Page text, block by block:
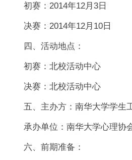
初赛：2014年12月3日
决赛：2014年12月10日
四、活动地点：
初赛：北校活动中心
决赛：北校活动中心
五、主办方：南华大学学生
承办单位：南华大学心理协
六、前期准备：